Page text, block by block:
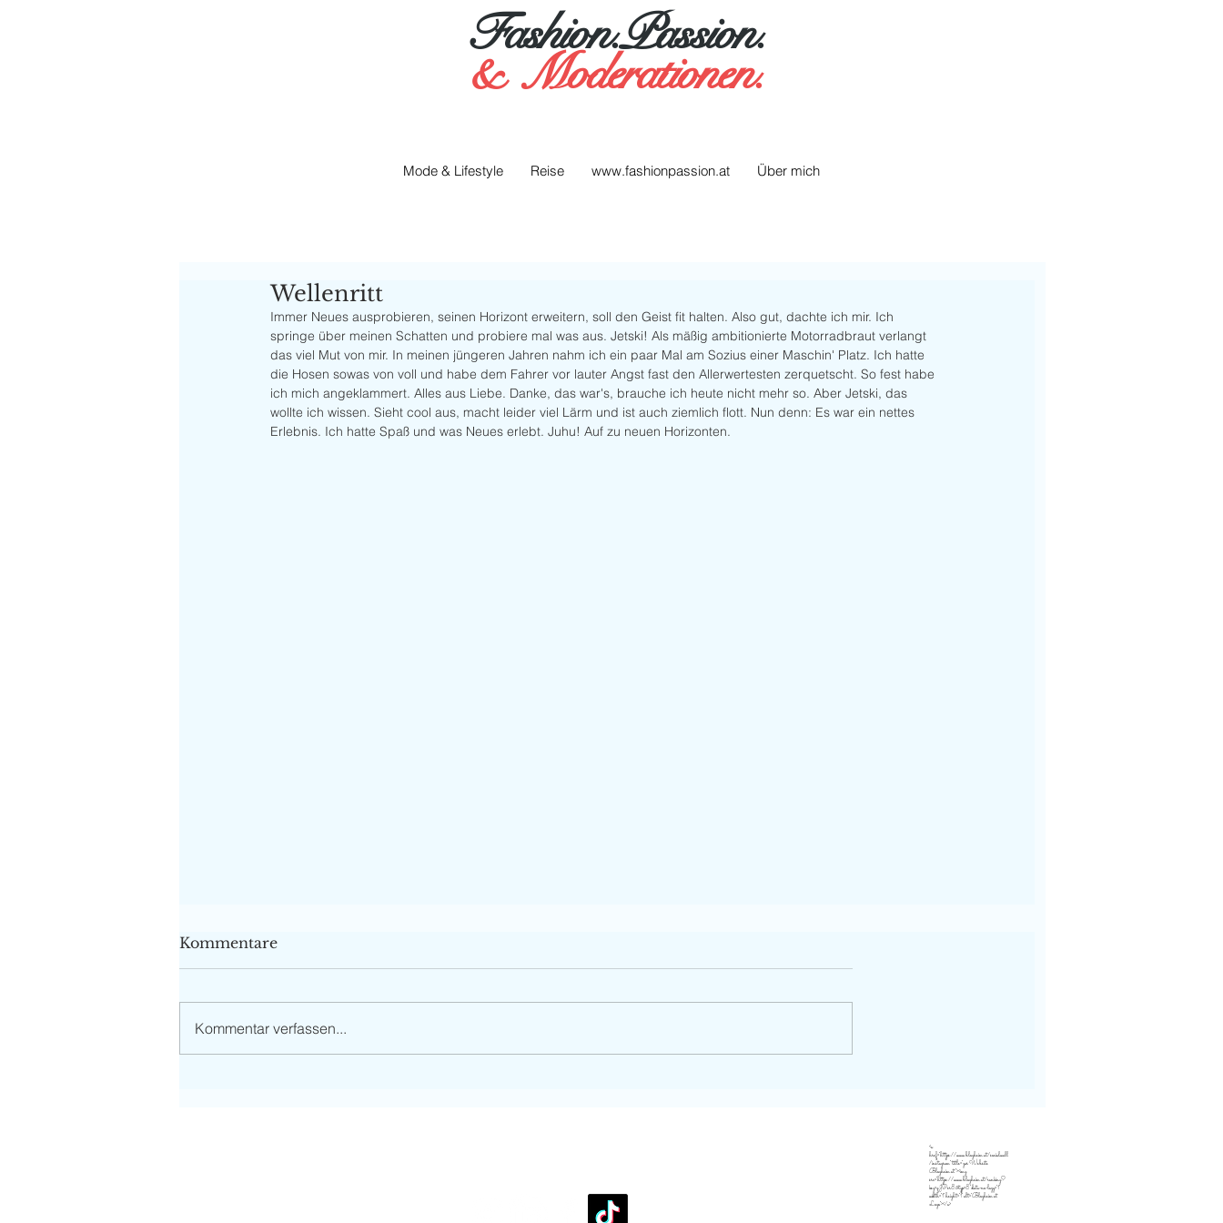
Fashion.Passion.
& Moderationen.
Mode & Lifestyle Reise www.fashionpassion.at Über mich
Wellenritt
Immer Neues ausprobieren, seinen Horizont erweitern, soll den Geist fit halten. Also gut, dachte ich mir. Ich
springe über meinen Schatten und probiere mal was aus. Jetski! Als mäßig ambitionierte Motorradbraut verlangt
das viel Mut von mir. In meinen jüngeren Jahren nahm ich ein paar Mal am Sozius einer Maschin' Platz. Ich hatte
die Hosen sowas von voll und habe dem Fahrer vor lauter Angst fast den Allerwertesten zerquetscht. So fest habe
ich mich angeklammert. Alles aus Liebe. Danke, das war's, brauche ich heute nicht mehr so. Aber Jetski, das
wollte ich wissen. Sieht cool aus, macht leider viel Lärm und ist auch ziemlich flott. Nun denn: Es war ein nettes
Erlebnis. Ich hatte Spaß und was Neues erlebt. Juhu! Auf zu neuen Horizonten.
Kommentare
Kommentar verfassen...
<a
href="https://www.blogheim.at/socialwall
/instagram" title="zur Website
Blogheim.at"><img
src="https://www.blogheim.at/ranking?
key=qJPsr8&typ=8" data-no-lazy="1"
width="1" height="1" alt="Blogheim.at
Logo"></a>